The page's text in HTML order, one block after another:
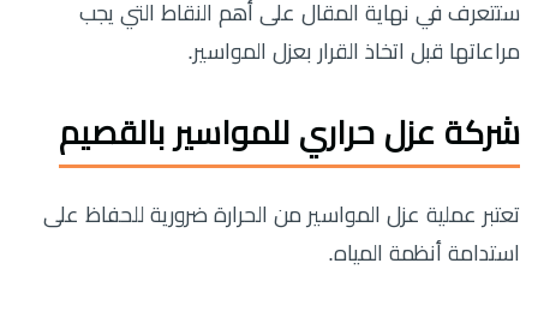
ستتعرف في نهاية المقال على أهم النقاط التي يجب
مراعاتها قبل اتخاذ القرار بعزل المواسير.
شركة عزل حراري للمواسير بالقصيم
تعتبر عملية عزل المواسير من الحرارة ضرورية للحفاظ على
استدامة أنظمة المياه.